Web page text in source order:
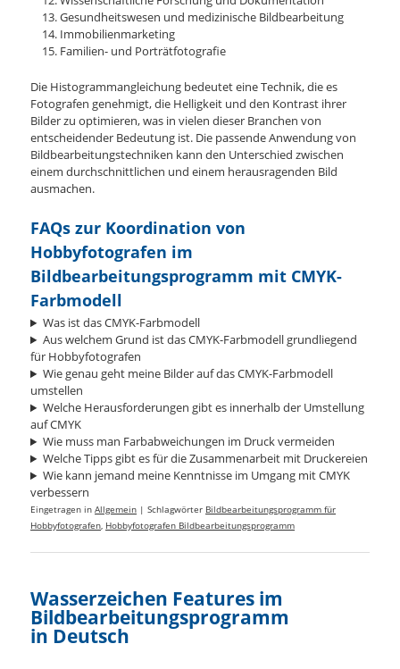
Gesundheitswesen und medizinische Bildbearbeitung
Immobilienmarketing
Familien- und Porträtfotografie
Die Histogrammangleichung bedeutet eine Technik, die es
Fotografen genehmigt, die Helligkeit und den Kontrast ihrer
Bilder zu optimieren, was in vielen dieser Branchen von
entscheidender Bedeutung ist. Die passende Anwendung von
Bildbearbeitungstechniken kann den Unterschied zwischen
einem durchschnittlichen und einem herausragenden Bild
ausmachen.
FAQs zur Koordination von
Hobbyfotografen im
Bildbearbeitungsprogramm mit CMYK-
Farbmodell
Was ist das CMYK-Farbmodell
Aus welchem Grund ist das CMYK-Farbmodell grundliegend
für Hobbyfotografen
Wie genau geht meine Bilder auf das CMYK-Farbmodell
umstellen
Welche Herausforderungen gibt es innerhalb der Umstellung
auf CMYK
Wie muss man Farbabweichungen im Druck vermeiden
Welche Tipps gibt es für die Zusammenarbeit mit Druckereien
Wie kann jemand meine Kenntnisse im Umgang mit CMYK
verbessern
Eingetragen in Allgemein |Schlagwörter Bildbearbeitungsprogramm für
Hobbyfotografen, Hobbyfotografen Bildbearbeitungsprogramm
Wasserzeichen Features im
Bildbearbeitungsprogramm
in Deutsch